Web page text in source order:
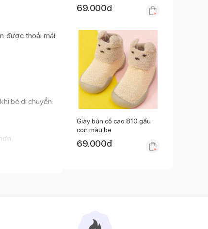
được thoải mái
bé di chuyển.
69.000đ
Giày bún cổ cao 810 gấu
con màu be
69.000đ